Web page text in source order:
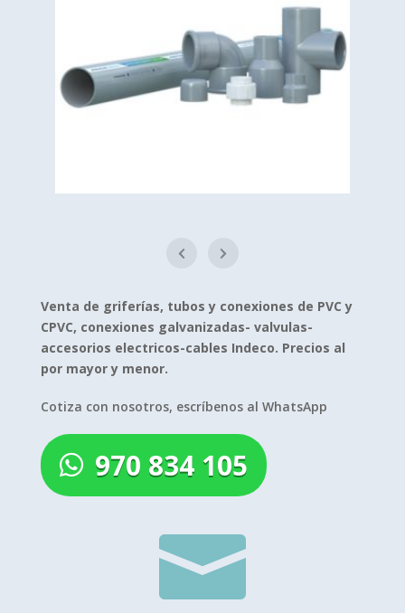
Venta de griferías, tubos y conexiones de PVC y
CPVC, conexiones galvanizadas- valvulas-
accesorios electricos-cables Indeco. Precios al
por mayor y menor.
Cotiza con nosotros, escríbenos al WhatsApp
970 834 105
